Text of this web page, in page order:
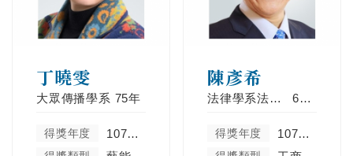
丁曉雯
大眾傳播學系 75年
得獎年度 107學年度
陳彥希
法律學系法學組 69年
得獎年度 107學年度